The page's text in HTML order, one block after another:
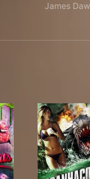
James